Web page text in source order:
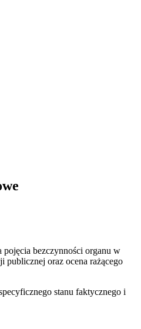
pojęcia bezczynności organu w
publicznej oraz ocena rażącego
stanu faktycznego i